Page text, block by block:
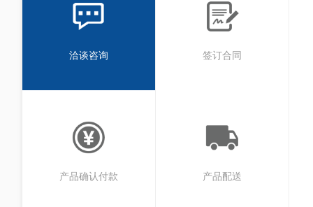
洽谈咨询 签订合同
产品确认付款 产品配送